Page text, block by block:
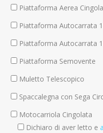
Piattaforma Aerea
Piattaforma Autocarrata
Piattaforma Autocarrata
Piattaforma Semovente
Muletto Telescopico
Spaccalegna con Sega
Motocarriola Cingolata
Dichiaro di aver letto e